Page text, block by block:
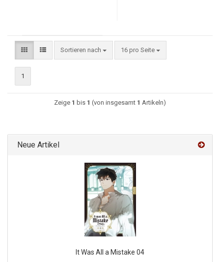
Sortieren nach 16 pro Seite
1
Zeige 1 bis 1 (von insgesamt 1 Artikeln)
Neue Artikel
It Was All a Mistake 04